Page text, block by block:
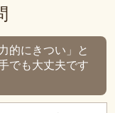
的にきつい」と
でも大丈夫です